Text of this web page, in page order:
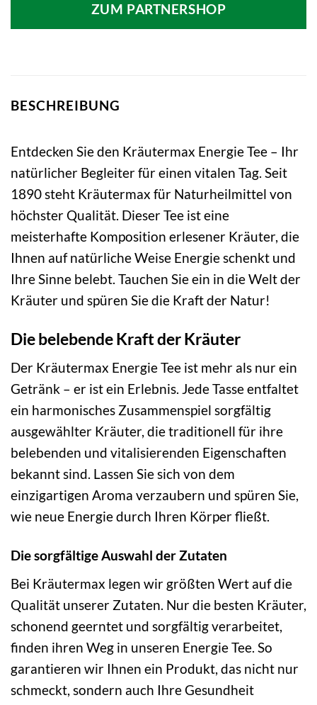
ZUM PARTNERSHOP
BESCHREIBUNG
Entdecken Sie den Kräutermax Energie Tee – Ihr
natürlicher Begleiter für einen vitalen Tag. Seit
1890 steht Kräutermax für Naturheilmittel von
höchster Qualität. Dieser Tee ist eine
meisterhafte Komposition erlesener Kräuter, die
Ihnen auf natürliche Weise Energie schenkt und
Ihre Sinne belebt. Tauchen Sie ein in die Welt der
Kräuter und spüren Sie die Kraft der Natur!
Die belebende Kraft der Kräuter
Der Kräutermax Energie Tee ist mehr als nur ein
Getränk – er ist ein Erlebnis. Jede Tasse entfaltet
ein harmonisches Zusammenspiel sorgfältig
ausgewählter Kräuter, die traditionell für ihre
belebenden und vitalisierenden Eigenschaften
bekannt sind. Lassen Sie sich von dem
einzigartigen Aroma verzaubern und spüren Sie,
wie neue Energie durch Ihren Körper fließt.
Die sorgfältige Auswahl der Zutaten
Bei Kräutermax legen wir größten Wert auf die
Qualität unserer Zutaten. Nur die besten Kräuter,
schonend geerntet und sorgfältig verarbeitet,
finden ihren Weg in unseren Energie Tee. So
garantieren wir Ihnen ein Produkt, das nicht nur
schmeckt, sondern auch Ihre Gesundheit